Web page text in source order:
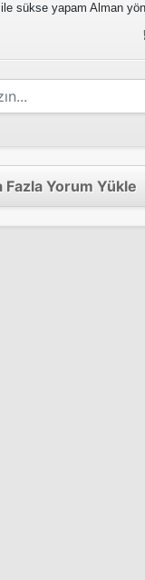
ile sükse yapam Alman
Fazla Yorum Yükle